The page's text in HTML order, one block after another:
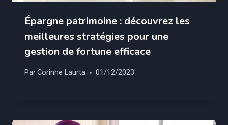
Épargne patrimoine : découvrez les
meilleures stratégies pour une
gestion de fortune efficace
ParCorinne Laurta 01/12/2023